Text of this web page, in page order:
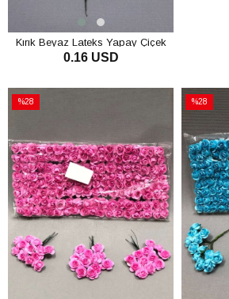
Kırık Beyaz Lateks Yapay Çiçek
144 Adet
0.16 USD
%28
%28
%28İndirim